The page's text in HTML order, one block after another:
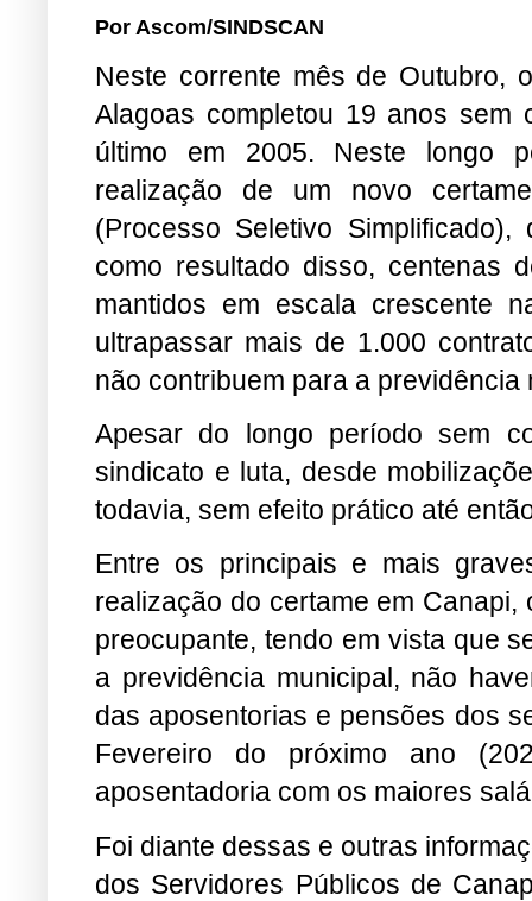
Por Ascom/SINDSCAN
Neste corrente mês de Outubro,
Alagoas completou 19 anos sem
último em 2005. Neste longo
realização de um novo
(Processo Seletivo
como resultado disso, centenas
mantidos em escala crescente
ultrapassar mais de 1.000
não contribuem para a previdência
Apesar do longo período sem
sindicato e luta, desde
todavia, sem efeito prático até
Entre os principais e mais
realização do certame em
preocupante, tendo em vista que
a previdência municipal, não
das aposentorias e pensões dos
Fevereiro do próximo ano
aposentadoria com os maiores
Foi diante dessas e outras
dos Servidores Públicos de